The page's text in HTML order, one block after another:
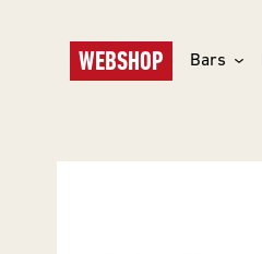
WEBSHOP Bars